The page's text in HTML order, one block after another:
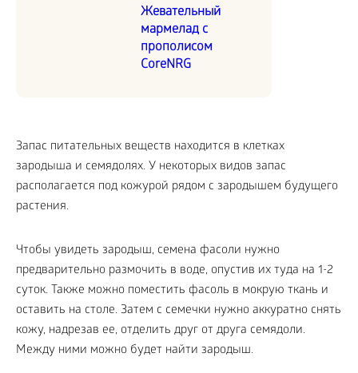
Жевательный
мармелад с
прополисом
CoreNRG
Запас питательных веществ находится в клетках
зародыша и семядолях. У некоторых видов запас
располагается под кожурой рядом с зародышем будущего
растения.
Чтобы увидеть зародыш, семена фасоли нужно
предварительно размочить в воде, опустив их туда на 1-2
суток. Также можно поместить фасоль в мокрую ткань и
оставить на столе. Затем с семечки нужно аккуратно снять
кожу, надрезав ее, отделить друг от друга семядоли.
Между ними можно будет найти зародыш.